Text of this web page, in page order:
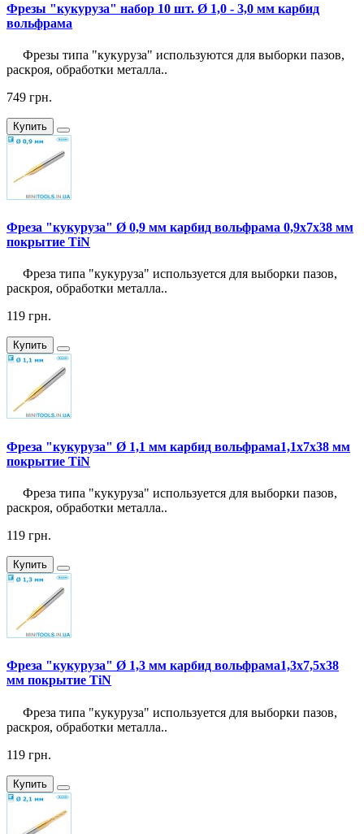
Фрезы "кукуруза" набор 10 шт. Ø 1,0 - 3,0 мм карбид
вольфрама
Фрезы типа "кукуруза" используются для выборки пазов,
раскроя, обработки металла..
749 грн.
Купить
Фреза "кукуруза" Ø 0,9 мм карбид вольфрама 0,9x7x38 мм
покрытие TiN
Фреза типа "кукуруза" используется для выборки пазов,
раскроя, обработки металла..
119 грн.
Купить
Фреза "кукуруза" Ø 1,1 мм карбид вольфрама1,1x7x38 мм
покрытие TiN
Фреза типа "кукуруза" используется для выборки пазов,
раскроя, обработки металла..
119 грн.
Купить
Фреза "кукуруза" Ø 1,3 мм карбид вольфрама1,3x7,5x38
мм покрытие TiN
Фреза типа "кукуруза" используется для выборки пазов,
раскроя, обработки металла..
119 грн.
Купить